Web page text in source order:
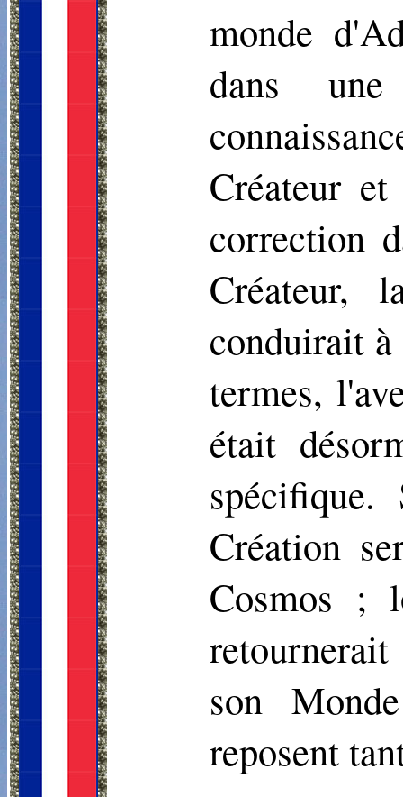
monde
dans
Créateur
correction
Créateur,
conduirait à
termes,
était
Création
Cosmos ;
son
reposent